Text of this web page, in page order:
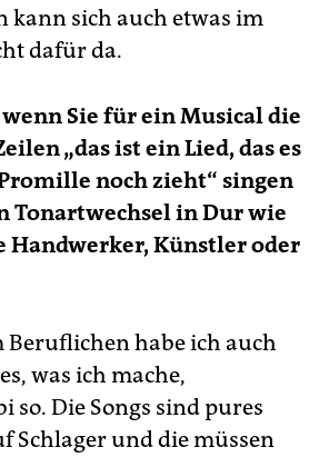
kann sich auch etwas im
dafür da.
Sie für ein Musical die
„das ist ein Lied, das es
noch zieht“ singen
Tonartwechsel in Dur wie
Handwerker, Künstler oder
habe ich auch
was ich mache,
so. Die Songs sind pures
Schlager und die müssen